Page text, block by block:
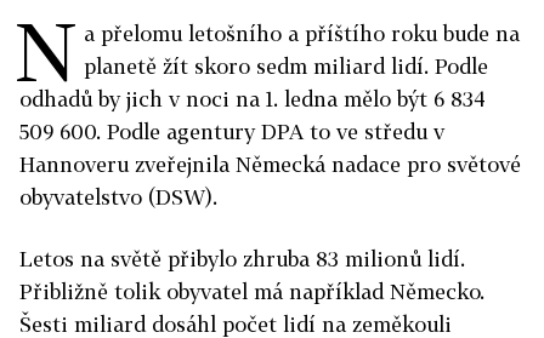
N a přelomu letošního a příštího roku bude na
planetě žít skoro sedm miliard lidí. Podle
odhadů by jich v noci na 1. ledna mělo být 6 834
509 600. Podle agentury DPA to ve středu v
Hannoveru zveřejnila Německá nadace pro světové
obyvatelstvo (DSW).
Letos na světě přibylo zhruba 83 milionů lidí.
Přibližně tolik obyvatel má například Německo.
Šesti miliard dosáhl počet lidí na zeměkouli